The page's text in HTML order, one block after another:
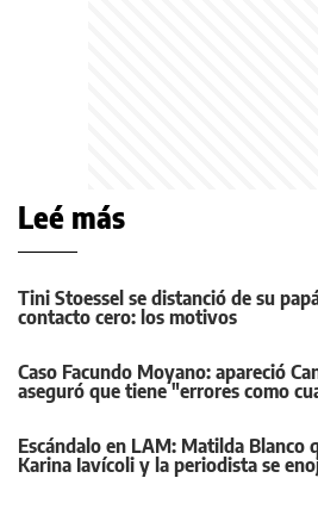
Leé más
Tini Stoessel se distanció de su
contacto cero: los motivos
Caso Facundo Moyano: apareció
aseguró que tiene "errores como
Escándalo en LAM: Matilda Blanco
Karina Iavícoli y la periodista se